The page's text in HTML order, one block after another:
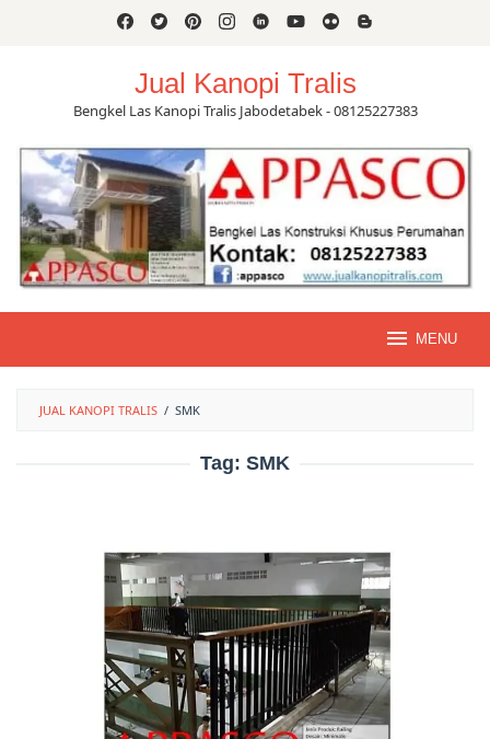
Jual Kanopi Tralis
Bengkel Las Kanopi Tralis Jabodetabek - 08125227383
MENU
JUAL KANOPI TRALIS / SMK
Tag: SMK